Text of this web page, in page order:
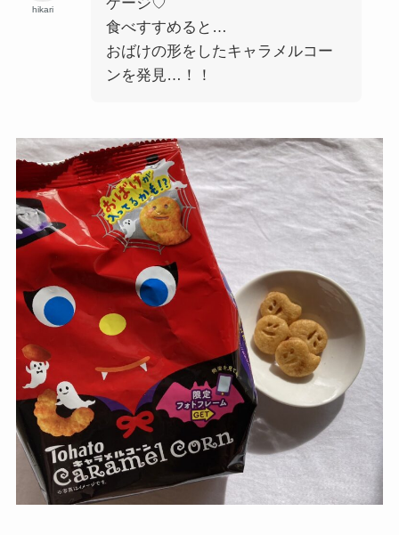
hikari
食べすすめると…
おばけの形をしたキャラメルコー
ンを発見…！！